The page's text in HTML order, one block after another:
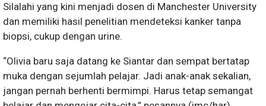
Silalahi yang kini menjadi dosen di Manchester University
dan memiliki hasil penelitian mendeteksi kanker tanpa
biopsi, cukup dengan urine.
“Olivia baru saja datang ke Siantar dan sempat bertatap
muka dengan sejumlah pelajar. Jadi anak-anak sekalian,
jangan pernah berhenti bermimpi. Harus tetap semangat